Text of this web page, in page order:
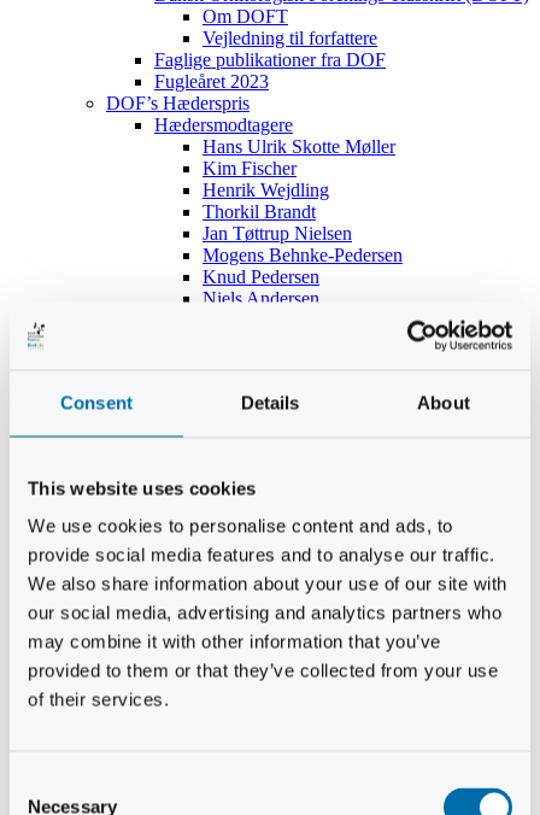
Consent Details About
This website uses cookies
We use cookies to personalise content and ads, to
provide social media features and to analyse our traffic.
We also share information about your use of our site with
our social media, advertising and analytics partners who
may combine it with other information that you’ve
provided to them or that they’ve collected from your use
of their services.
Necessary
Om DOFT
Vejledning til forfattere
Faglige publikationer fra DOF
Fugleåret 2023
DOF’s Hæderspris
Hædersmodtagere
Hans Ulrik Skotte Møller
Kim Fischer
Henrik Wejdling
Thorkil Brandt
Jan Tøttrup Nielsen
Mogens Behnke-Pedersen
Knud Pedersen
Niels Andersen
Christian Hjorth
Niels Thomas Rosenberg
Benny Gensbøl
Bent Jakobsen
Svend Andersen
Bent Wigh
Jens-Kjeld Jensen
Jon Fjeldså
William Carøe Aarestrup
Erik Mølgaard